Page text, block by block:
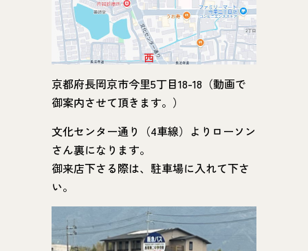
京都府長岡京市今里5丁目18-18（動画で
御案内させて頂きます。）
文化センター通り（4車線）よりローソン
さん裏になります。
御来店下さる際は、駐車場に入れて下さ
い。